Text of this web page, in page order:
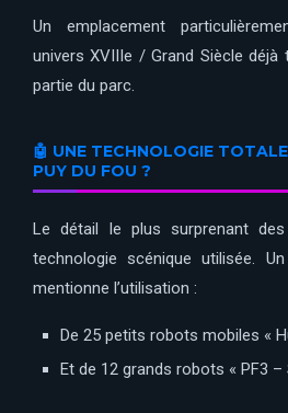
Un emplacement
univers XVIIIe / Grand Siècle
partie du parc.
🤖 UNE TECHNOLOGIE
PUY DU FOU ?
Le détail le plus surprenant
technologie scénique utilisée.
mentionne l’utilisation :
De 25 petits robots mobiles «
Et de 12 grands robots « PF3 –